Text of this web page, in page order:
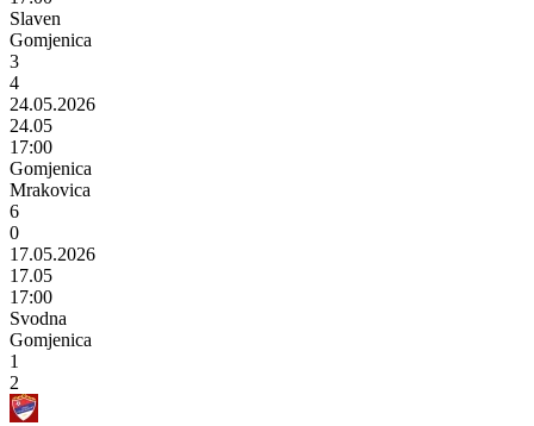
Slaven
Gomjenica
3
4
24.05.2026
24.05
17:00
Gomjenica
Mrakovica
6
0
17.05.2026
17.05
17:00
Svodna
Gomjenica
1
2